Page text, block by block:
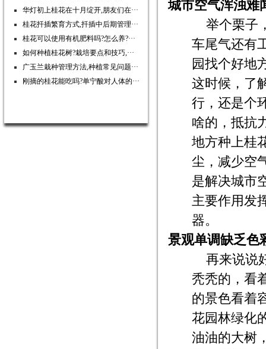
华灯初上桂花在十月绽开,朋友们在···
桂花扦插繁育方式,扦插中后期管理···
桂花可以使用有机肥料吗?怎么养?···
如何种植桂花树?栽培要点和技巧,···
广玉兰栽种管理方法,种植常见问题···
刚摘的桂花能吃吗?单宁酸对人体的···
城市空气浑浊难
举个栗子
车尾气还有
园找个好地
这时候，了
行，还是个
啥的，抵抗
地方种上桂
尘，减少空
是解决城市
主要作用发
器。
景观单调缺乏色
再来说说
秃秃的，看
的景色看着
花园林绿化
油油的大树